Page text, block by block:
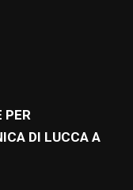
PER
DI LUCCA A